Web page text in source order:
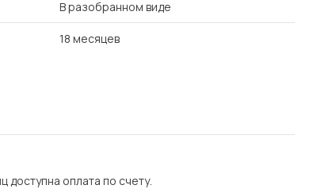
В разобранном виде
18 месяцев
оплата по счету.